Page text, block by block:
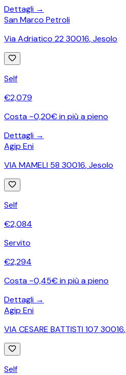
Dettagli →
San Marco Petroli
Via Adriatico 22 30016,Jesolo
Self
€2,079
Costa ~0,20€ in più a pieno
Dettagli →
Agip Eni
VIA MAMELI 58 30016,Jesolo
Self
€2,084
Servito
€2,294
Costa ~0,45€ in più a pieno
Dettagli →
Agip Eni
VIA CESARE BATTISTI 107 30016,
Self